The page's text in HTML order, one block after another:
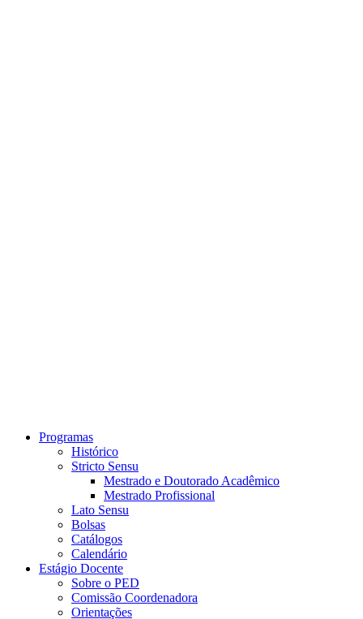
Programas
Histórico
Stricto Sensu
Mestrado e Doutorado Acadêmico
Mestrado Profissional
Lato Sensu
Bolsas
Catálogos
Calendário
Estágio Docente
Sobre o PED
Comissão Coordenadora
Orientações